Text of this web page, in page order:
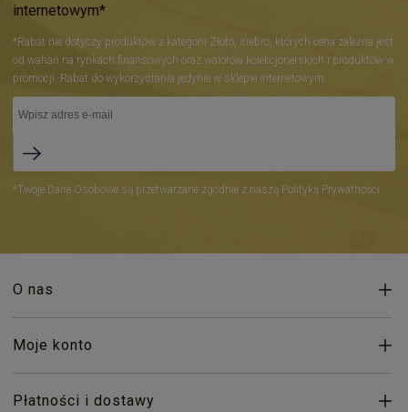
internetowym*
*Rabat nie dotyczy produktów z kategorii Złoto, srebro, których cena zależna jest
od wahań na rynkach finansowych oraz walorów kolekcjonerskich i produktów w
promocji. Rabat do wykorzystania jedynie w sklepie internetowym.
*Twoje Dane Osobowe są przetwarzane zgodnie z naszą Polityką Prywatności.
O nas
Moje konto
Płatności i dostawy